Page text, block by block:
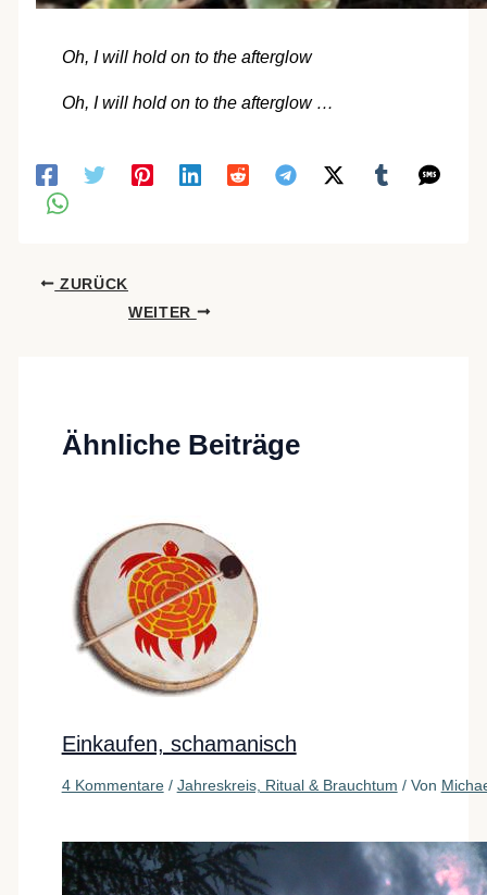
Oh, I will hold on to the afterglow
Oh, I will hold on to the afterglow …
ZURÜCK
WEITER
Ähnliche Beiträge
Einkaufen, schamanisch
4 Kommentare / Jahreskreis, Ritual & Brauchtum / Von